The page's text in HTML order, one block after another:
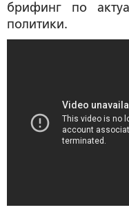
брифинг по
политики.